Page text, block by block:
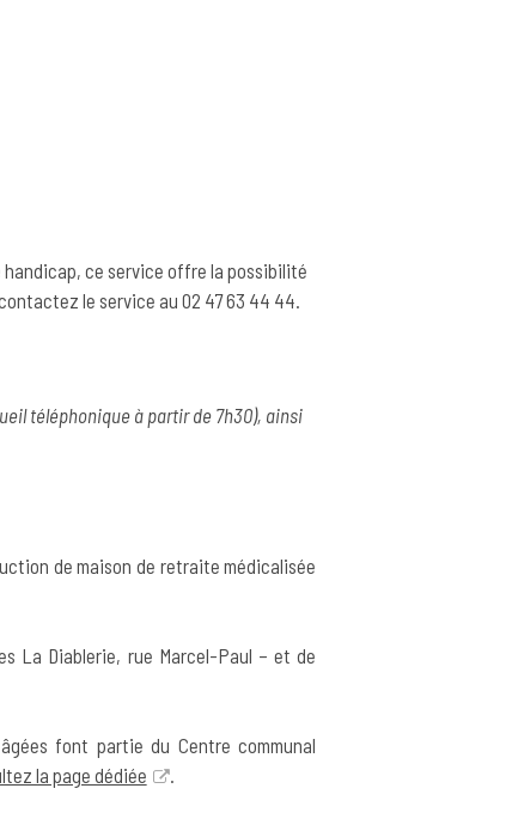
ce service offre la possibilité
le service au 02 47 63 44 44.
téléphonique à partir de 7h30), ainsi
de maison de retraite médicalisée
La Diablerie, rue Marcel-Paul – et de
font partie du Centre communal
la page dédiée